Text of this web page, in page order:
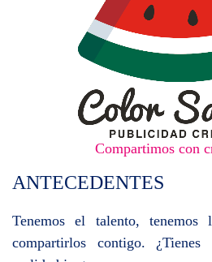
Compartimos con
ANTECEDENTES
Tenemos el talento, tenemos
compartirlos contigo. ¿Tienes